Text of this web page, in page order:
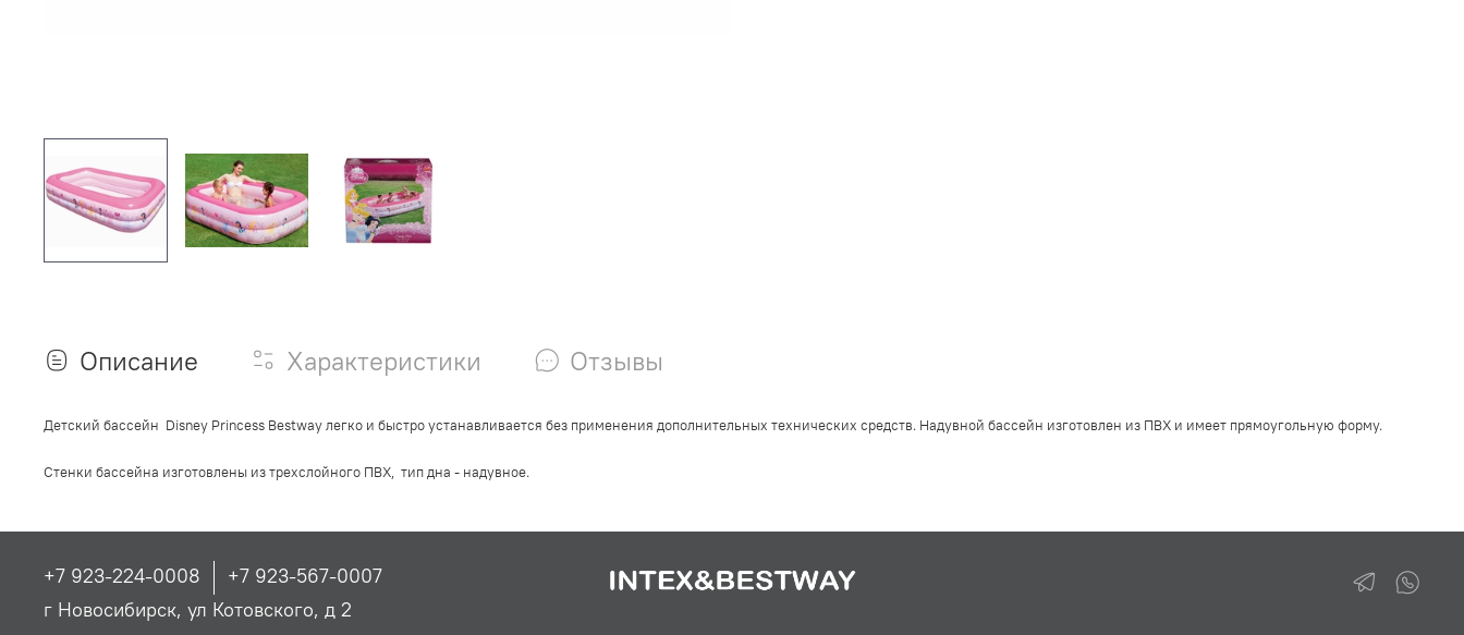
Описание Характеристики Отзывы
Детский бассейн Disney Princess Bestway легко и быстро устанавливается без применения дополнительных технических средств. Надувной бассейн изготовлен из ПВХ и имеет прямоугольную форму.
Стенки бассейна изготовлены из трехслойного ПВХ, тип дна - надувное.
+7 923-224-0008
+7 923-567-0007
г Новосибирск, ул Котовского, д 2